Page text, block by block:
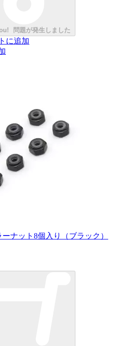
問題が発生しました
に追加
ナット8個入り（ブラック）